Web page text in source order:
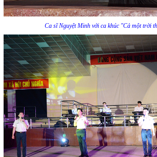
Ca sĩ Nguyệt Minh với ca khúc "Cả một trời